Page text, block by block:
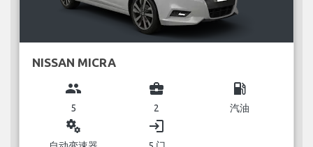
NISSAN MICRA
group
5
business_center
2
local_gas_station
汽油
miscellaneous_services login